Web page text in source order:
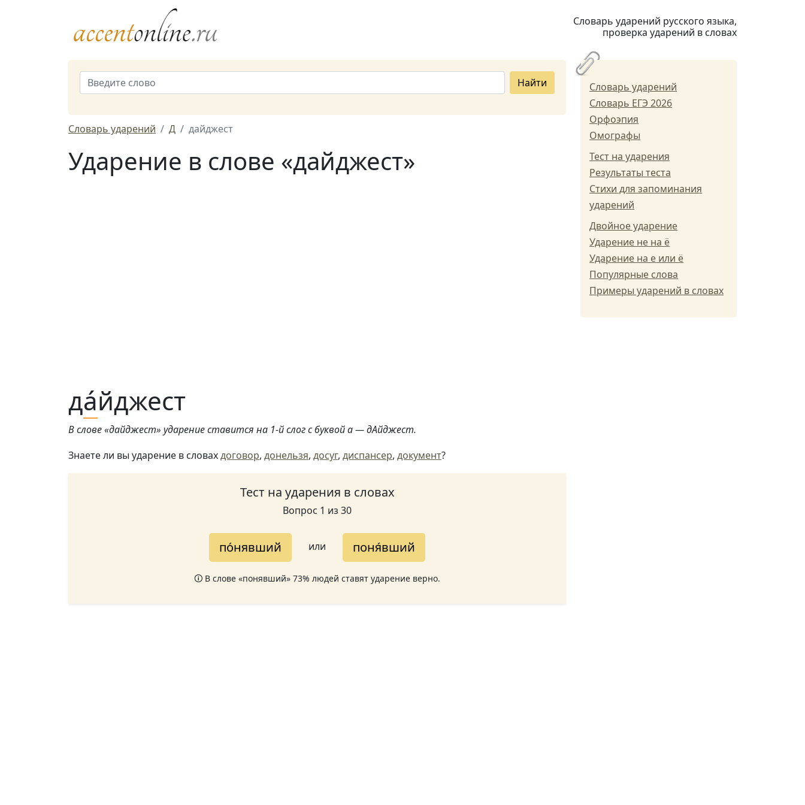
Словарь ударений русского языка,
проверка ударений в словах
Найти
Словарь ударений Д дайджест
Ударение в слове «дайджест»
да́йджест
В слове «дайджест» ударение ставится на 1-й слог с буквой а — дАйджест.
Знаете ли вы ударение в словахдоговор, донельзя, досуг, диспансер, документ?
Тест на ударения в словах
Вопрос 1 из 30
по́нявший или поня́вший
🛈 В слове «понявший» 73% людей ставят ударение верно.
Словарь ударений
Словарь ЕГЭ 2026
Орфоэпия
Омографы
Тест на ударения
Результаты теста
Стихи для запоминания
ударений
Двойное ударение
Ударение не на ё
Ударение на е или ё
Популярные слова
Примеры ударений в словах